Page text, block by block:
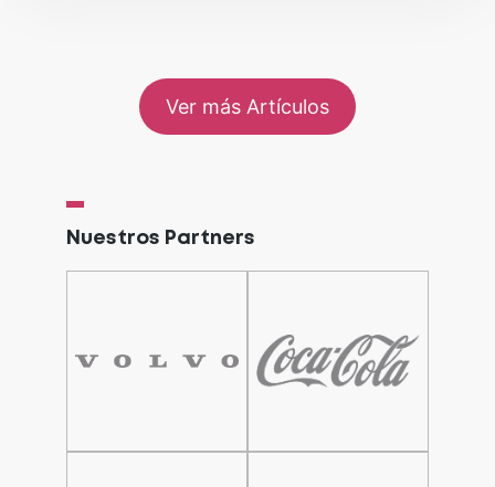
Ver más Artículos
Nuestros Partners